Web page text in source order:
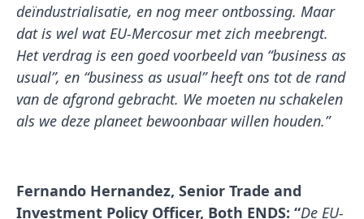
deïndustrialisatie, en nog meer ontbossing. Maar
dat is wel wat EU-Mercosur met zich meebrengt.
Het verdrag is een goed voorbeeld van “business as
usual”, en “business as usual” heeft ons tot de rand
van de afgrond gebracht. We moeten nu schakelen
als we deze planeet bewoonbaar willen houden.”
Fernando Hernandez, Senior Trade and
Investment Policy Officer, Both ENDS: “De EU-